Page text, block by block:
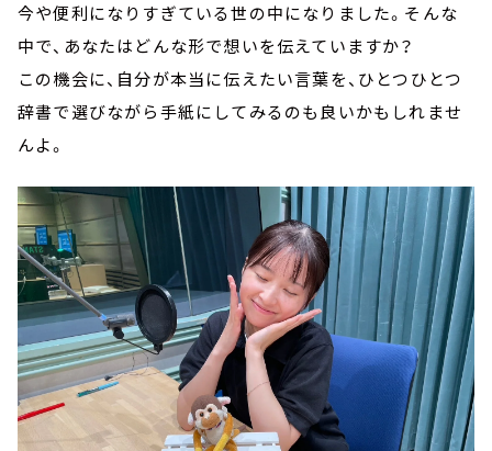
今や便利になりすぎている世の中になりました。そんな
中で、あなたはどんな形で想いを伝えていますか？
この機会に、自分が本当に伝えたい言葉を、ひとつひとつ
辞書で選びながら手紙にしてみるのも良いかもしれませ
んよ。